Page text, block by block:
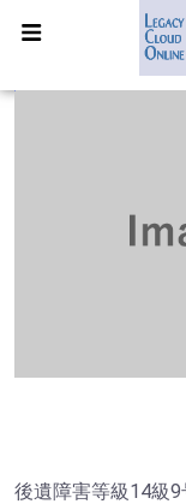
後遺障害等級14級